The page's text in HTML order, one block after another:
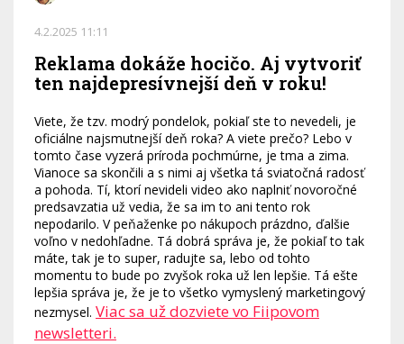
4.2.2025 11:11
Reklama dokáže hocičo. Aj vytvoriť
ten najdepresívnejší deň v roku!
Viete, že tzv. modrý pondelok, pokiaľ ste to nevedeli, je
oficiálne najsmutnejší deň roka? A viete prečo? Lebo v
tomto čase vyzerá príroda pochmúrne, je tma a zima.
Vianoce sa skončili a s nimi aj všetka tá sviatočná radosť
a pohoda. Tí, ktorí nevideli video ako naplniť novoročné
predsavzatia už vedia, že sa im to ani tento rok
nepodarilo. V peňaženke po nákupoch prázdno, ďalšie
voľno v nedohľadne. Tá dobrá správa je, že pokiaľ to tak
máte, tak je to super, radujte sa, lebo od tohto
momentu to bude po zvyšok roka už len lepšie. Tá ešte
lepšia správa je, že je to všetko vymyslený marketingový
nezmysel. Viac sa už dozviete vo Fiipovom
newsletteri.